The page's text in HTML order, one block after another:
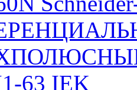
63 IEK